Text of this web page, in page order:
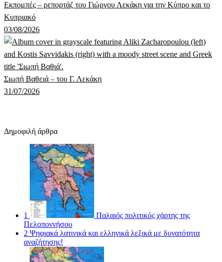
Εκπομπές – ρεπορτάζ του Γιώργου Λεκάκη για την Κύπρο και το
Κυπριακό
03/08/2026
Σιωπή Βαθειά – του Γ. Λεκάκη
31/07/2026
Δημοφιλή άρθρα
1
Παλαιός πολιτικός χάρτης της
Πελοποννήσου
2 Ψηφιακά λατινικά και ελληνικά λεξικά με δυνατότητα
αναζήτησης!